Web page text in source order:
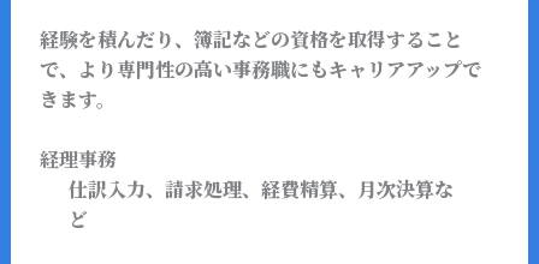
経験を積んだり、簿記などの資格を取得すること
で、より専門性の高い事務職にもキャリアアップで
きます。
経理事務
仕訳入力、請求処理、経費精算、月次決算な
ど